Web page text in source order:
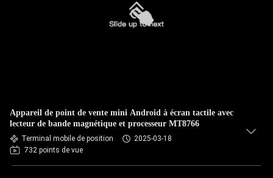
Appareil de point de vente mini Android à écran tactile avec
lecteur de bande magnétique et processeur MT8766
Terminal mobile de position
2025-03-18
732 points de vue